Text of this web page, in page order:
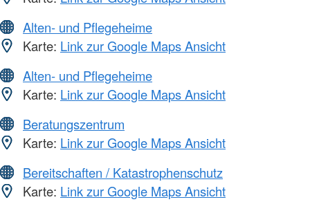
Alten- und Pflegeheime
Karte: Link zur Google Maps Ansicht
Alten- und Pflegeheime
Karte: Link zur Google Maps Ansicht
Beratungszentrum
Karte: Link zur Google Maps Ansicht
Bereitschaften / Katastrophenschutz
Karte: Link zur Google Maps Ansicht